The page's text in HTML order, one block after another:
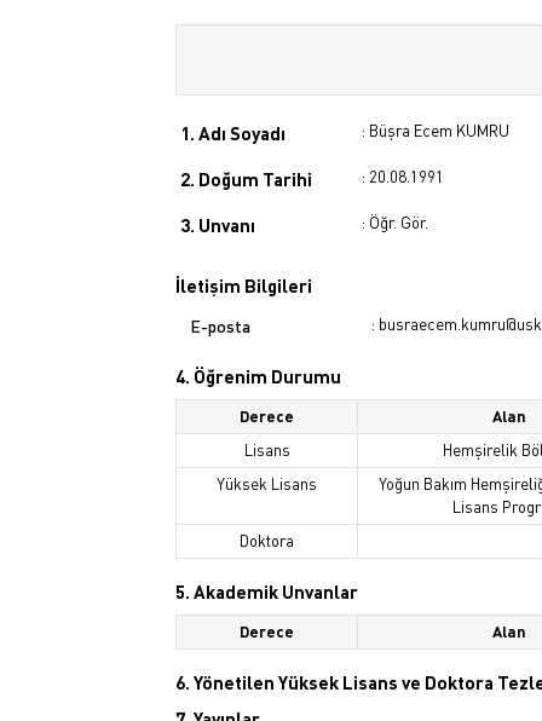
1. Adı Soyadı : Büşra Ecem KUMRU
2. Doğum Tarihi : 20.08.1991
3. Unvanı : Öğr. Gör.
İletişim Bilgileri
E-posta :
4. Öğrenim Durumu
Derece
Alan
Lisans
Hemşirelik
Yüksek Lisans
Yoğun Bakım
Lisans
Doktora
5. Akademik Unvanlar
Derece Alan
6. Yönetilen Yüksek Lisans ve Doktora